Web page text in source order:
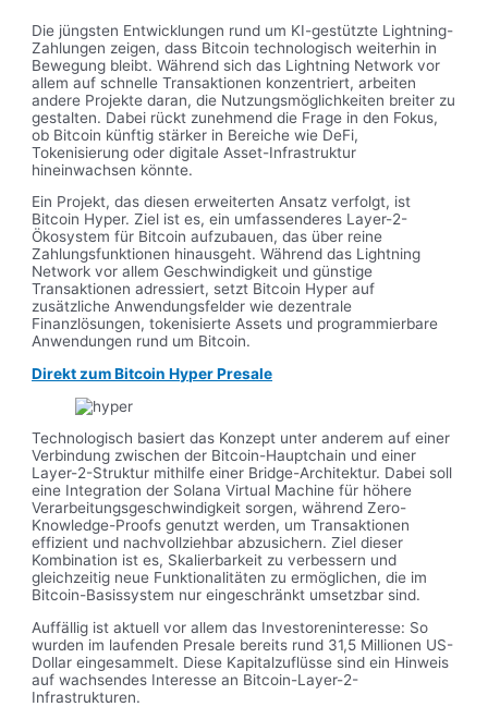
Die jüngsten Entwicklungen rund um KI-gestützte Lightning-
Zahlungen zeigen, dass Bitcoin technologisch weiterhin in
Bewegung bleibt. Während sich das Lightning Network vor
allem auf schnelle Transaktionen konzentriert, arbeiten
andere Projekte daran, die Nutzungsmöglichkeiten breiter zu
gestalten. Dabei rückt zunehmend die Frage in den Fokus,
ob Bitcoin künftig stärker in Bereiche wie DeFi,
Tokenisierung oder digitale Asset-Infrastruktur
hineinwachsen könnte.
Ein Projekt, das diesen erweiterten Ansatz verfolgt, ist
Bitcoin Hyper. Ziel ist es, ein umfassenderes Layer-2-
Ökosystem für Bitcoin aufzubauen, das über reine
Zahlungsfunktionen hinausgeht. Während das Lightning
Network vor allem Geschwindigkeit und günstige
Transaktionen adressiert, setzt Bitcoin Hyper auf
zusätzliche Anwendungsfelder wie dezentrale
Finanzlösungen, tokenisierte Assets und programmierbare
Anwendungen rund um Bitcoin.
Direkt zum Bitcoin Hyper Presale
Technologisch basiert das Konzept unter anderem auf einer
Verbindung zwischen der Bitcoin-Hauptchain und einer
Layer-2-Struktur mithilfe einer Bridge-Architektur. Dabei soll
eine Integration der Solana Virtual Machine für höhere
Verarbeitungsgeschwindigkeit sorgen, während Zero-
Knowledge-Proofs genutzt werden, um Transaktionen
effizient und nachvollziehbar abzusichern. Ziel dieser
Kombination ist es, Skalierbarkeit zu verbessern und
gleichzeitig neue Funktionalitäten zu ermöglichen, die im
Bitcoin-Basissystem nur eingeschränkt umsetzbar sind.
Auffällig ist aktuell vor allem das Investoreninteresse: So
wurden im laufenden Presale bereits rund 31,5 Millionen US-
Dollar eingesammelt. Diese Kapitalzuflüsse sind ein Hinweis
auf wachsendes Interesse an Bitcoin-Layer-2-
Infrastrukturen.